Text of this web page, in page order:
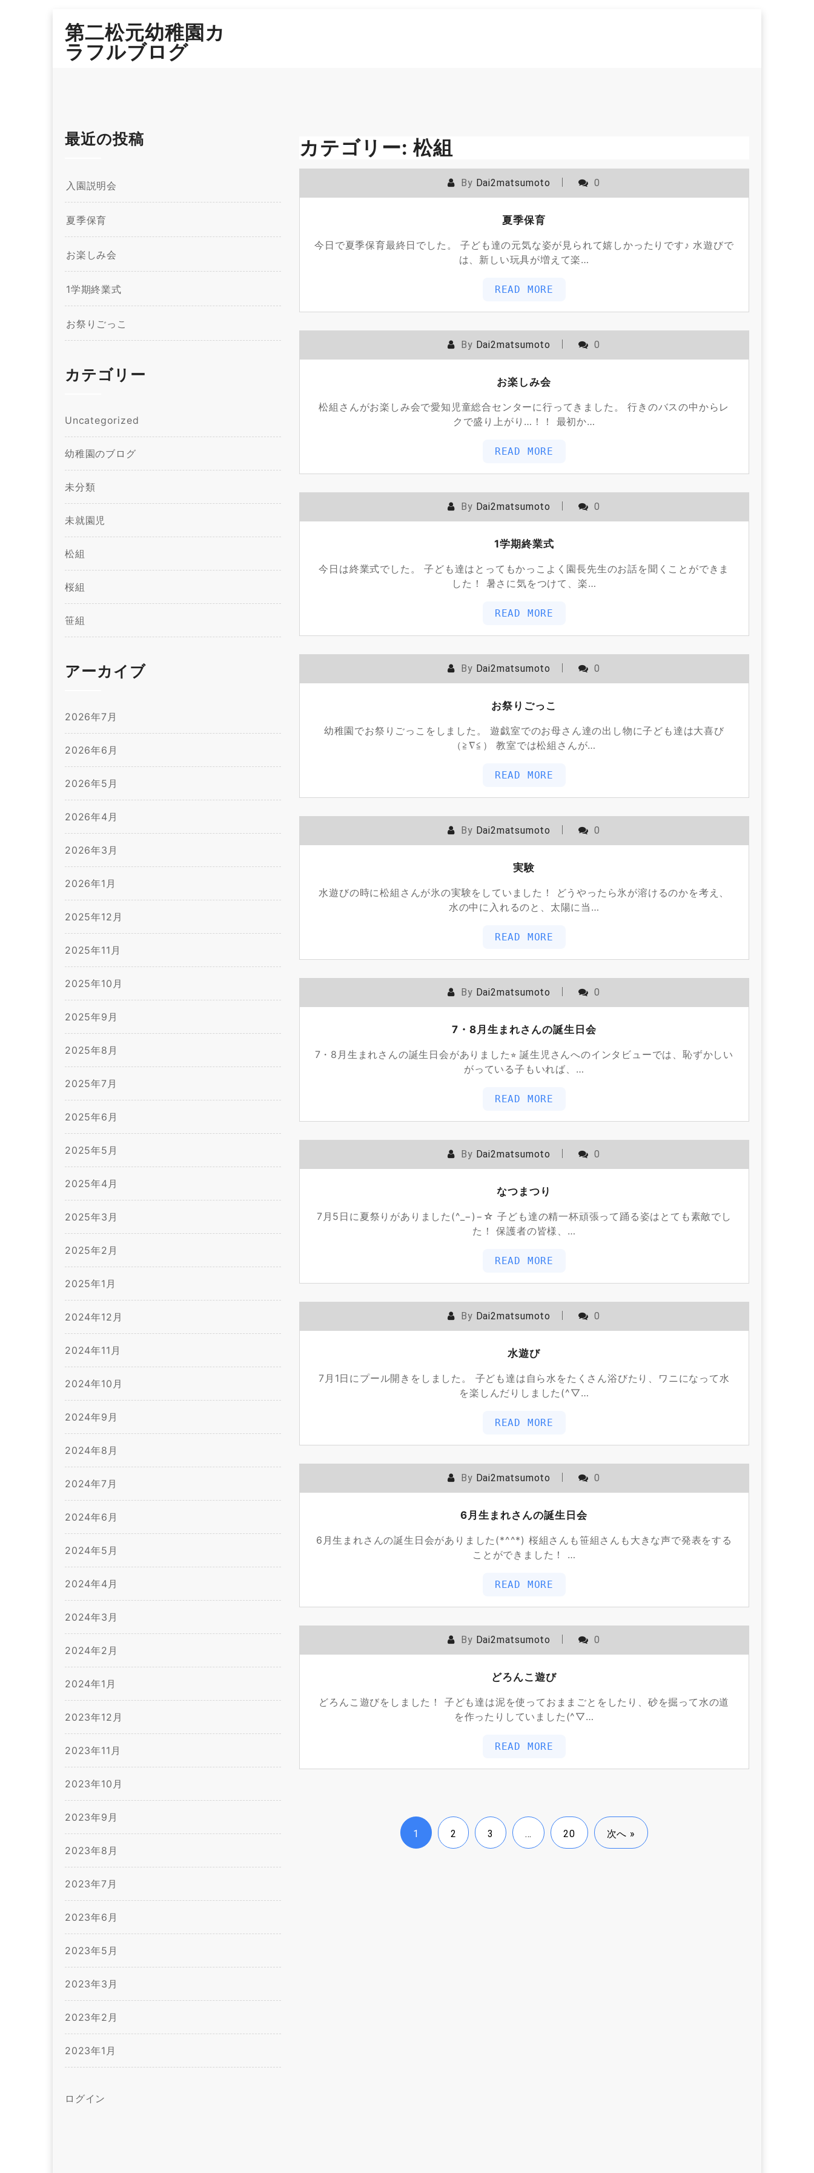
content
第二松元幼稚園カ
ラフルブログ
カテゴリー: 松組
By Dai2matsumoto 0
夏季保育
今日で夏季保育最終日でした。 子ども達の元気な姿が見られて嬉しかったりです♪ 水遊びで
は、新しい玩具が増えて楽…
READ MORE
By Dai2matsumoto 0
お楽しみ会
松組さんがお楽しみ会で愛知児童総合センターに行ってきました。 行きのバスの中からレ
クで盛り上がり…！！ 最初か…
READ MORE
By Dai2matsumoto 0
1学期終業式
今日は終業式でした。 子ども達はとってもかっこよく園長先生のお話を聞くことができま
した！ 暑さに気をつけて、楽…
READ MORE
By Dai2matsumoto 0
お祭りごっこ
幼稚園でお祭りごっこをしました。 遊戯室でのお母さん達の出し物に子ども達は大喜び
（≧∇≦） 教室では松組さんが…
READ MORE
By Dai2matsumoto 0
実験
水遊びの時に松組さんが氷の実験をしていました！ どうやったら氷が溶けるのかを考え、
水の中に入れるのと、太陽に当…
READ MORE
By Dai2matsumoto 0
7・8月生まれさんの誕生日会
7・8月生まれさんの誕生日会がありました⭐︎ 誕生児さんへのインタビューでは、恥ずかしい
がっている子もいれば、…
READ MORE
By Dai2matsumoto 0
なつまつり
7月5日に夏祭りがありました(^_−)−☆ 子ども達の精一杯頑張って踊る姿はとても素敵でし
た！ 保護者の皆様、…
READ MORE
By Dai2matsumoto 0
水遊び
7月1日にプール開きをしました。 子ども達は自ら水をたくさん浴びたり、ワニになって水
を楽しんだりしました(^▽…
READ MORE
By Dai2matsumoto 0
6月生まれさんの誕生日会
6月生まれさんの誕生日会がありました(*^^*) 桜組さんも笹組さんも大きな声で発表をする
ことができました！ …
READ MORE
By Dai2matsumoto 0
どろんこ遊び
どろんこ遊びをしました！ 子ども達は泥を使っておままごとをしたり、砂を掘って水の道
を作ったりしていました(^▽…
READ MORE
1 2 3 … 20 次へ »
最近の投稿
入園説明会
夏季保育
お楽しみ会
1学期終業式
お祭りごっこ
カテゴリー
Uncategorized
幼稚園のブログ
未分類
未就園児
松組
桜組
笹組
アーカイブ
2026年7月
2026年6月
2026年5月
2026年4月
2026年3月
2026年1月
2025年12月
2025年11月
2025年10月
2025年9月
2025年8月
2025年7月
2025年6月
2025年5月
2025年4月
2025年3月
2025年2月
2025年1月
2024年12月
2024年11月
2024年10月
2024年9月
2024年8月
2024年7月
2024年6月
2024年5月
2024年4月
2024年3月
2024年2月
2024年1月
2023年12月
2023年11月
2023年10月
2023年9月
2023年8月
2023年7月
2023年6月
2023年5月
2023年3月
2023年2月
2023年1月
ログイン